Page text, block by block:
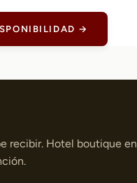
→
recibir. Hotel boutique en